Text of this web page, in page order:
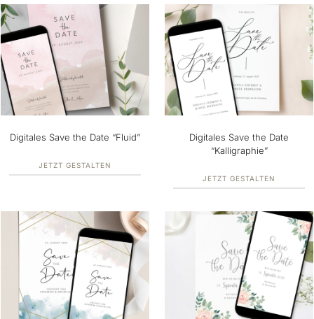
Digitales Save the Date “Fluid”
JETZT GESTALTEN
Digitales Save the Date
“Kalligraphie”
JETZT GESTALTEN